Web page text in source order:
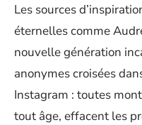
Les sources
éternelles comme
nouvelle génération
anonymes croisées
Instagram : toutes
tout âge, effacent les